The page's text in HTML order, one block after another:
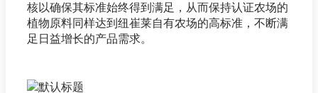
核以确保其标准始终得到满足，从而保持认证农场的
植物原料同样达到纽崔莱自有农场的高标准，不断满
足日益增长的产品需求。